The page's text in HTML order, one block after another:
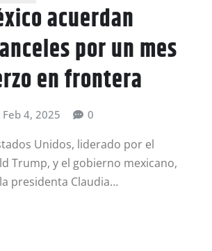
acuerdan
por un mes
en frontera
Feb 4, 2025 0
Unidos, liderado por el
Trump, y el gobierno mexicano,
presidenta Claudia…